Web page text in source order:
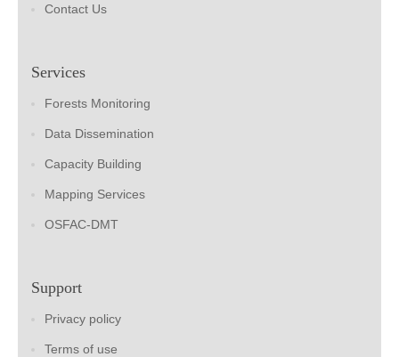
Contact Us
Services
Forests Monitoring
Data Dissemination
Capacity Building
Mapping Services
OSFAC-DMT
Support
Privacy policy
Terms of use